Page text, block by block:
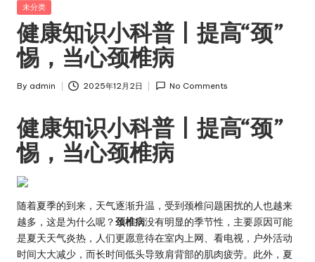
Posted
未分类
健康知识小科普丨提高“颈”
惕，当心颈椎病
Posted
By admin 2025年12月2日 No Comments
健康知识小科普丨提高“颈”
惕，当心颈椎病
随着夏季的到来，天气逐渐升温，受到颈椎问题困扰的人也越来
越多，这是为什么呢？颈椎病没有明显的季节性，主要原因可能
是夏天天气炎热，人们更愿意待在室内上网、看电视，户外活动
时间大大减少，而长时间低头导致肩背部的肌肉疲劳。此外，夏